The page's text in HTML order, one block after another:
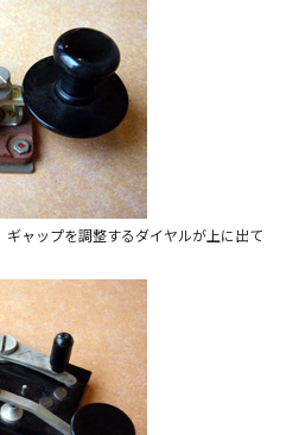
ギャップを調整するダイヤルが上に出て